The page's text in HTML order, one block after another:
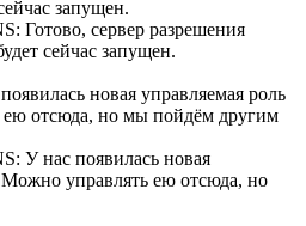
Готово, сервер разрешения
сейчас запущен.
У нас появилась новая
Можно управлять ею отсюда, но